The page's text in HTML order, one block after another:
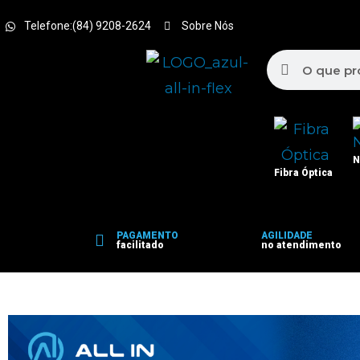
Telefone:(84) 9208-2624 Sobre Nós
Fibra Óptica
PAGAMENTO
facilitado
AGILIDADE
no atendimento